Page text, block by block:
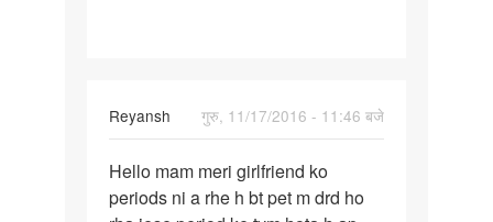
Reyansh
गुरु, 11/17/2016 - 11:46 बजे
Hello
mam
Hello mam meri girlfriend ko
periods ni a rhe h bt pet m drd ho